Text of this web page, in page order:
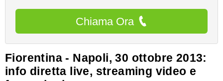
Chiama Ora
Fiorentina - Napoli, 30 ottobre 2013:
info diretta live, streaming video e